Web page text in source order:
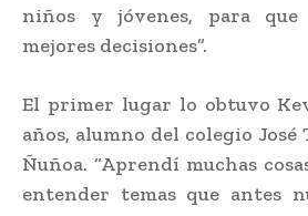
niños y jóvenes, para
mejores decisiones”.
El primer lugar lo obtuvo
años, alumno del colegio
Ñuñoa. “Aprendí muchas
entender temas que antes